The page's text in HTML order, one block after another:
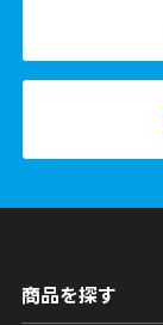
商品を探す